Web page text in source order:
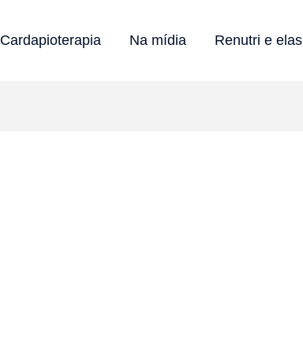
Cardapioterapia Na mídia Renutri e elas